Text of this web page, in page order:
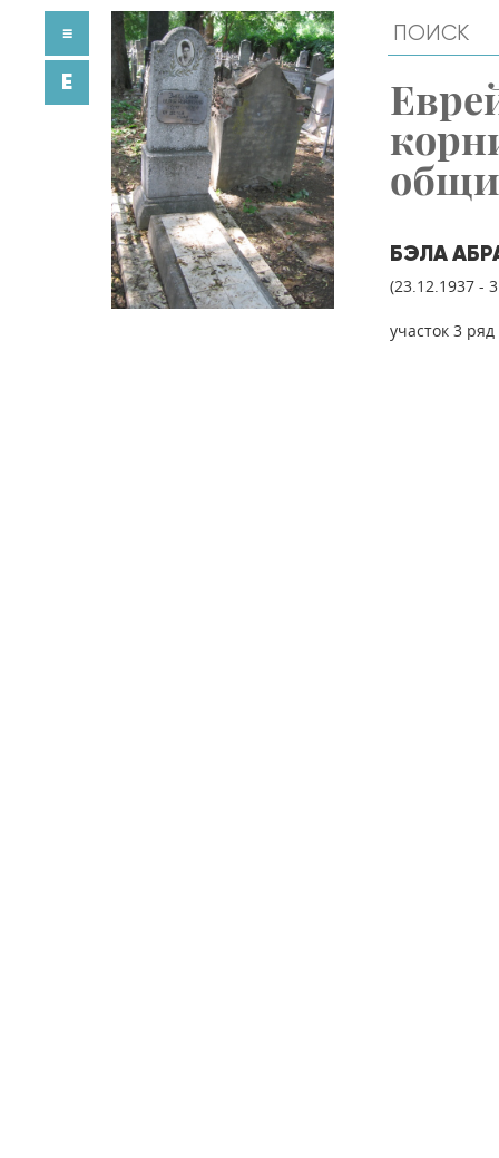
БЭЛА
(23.12.1937 -
участок 3
≡
E